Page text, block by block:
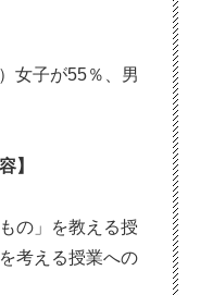
女子が55％、男
】
の」を教える授
考える授業への